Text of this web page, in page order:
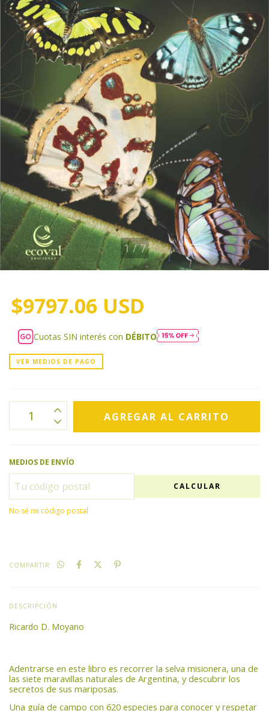
1/7
$9797.06 USD
Cuotas SIN interés con DÉBITO
VER MEDIOS DE PAGO
MEDIOS DE ENVÍO
CALCULAR
No sé mi código postal
COMPARTIR
DESCRIPCIÓN
Ricardo D. Moyano
Adentrarse en este libro es recorrer la selva misionera, una de
las siete maravillas naturales de Argentina, y descubrir los
secretos de sus mariposas.
Una guía de campo con 620 especies para conocer y respetar